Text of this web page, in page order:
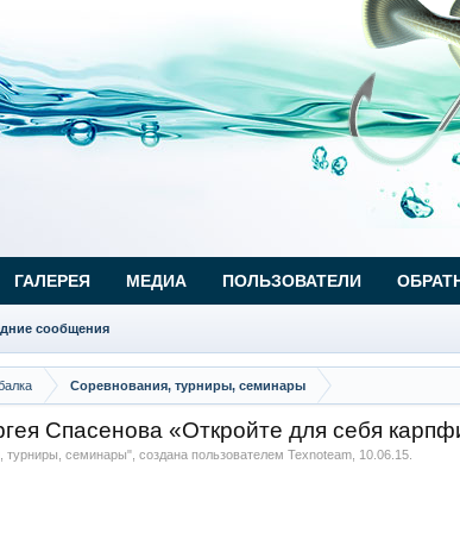
Соревнования, турниры, семинары
Спасенова «Откройте для себя
турниры, семинары", создана пользователем Texnoteam, 10.06.15.
сообщения
ГАЛЕРЕЯ МЕДИА ПОЛЬЗОВАТЕЛИ